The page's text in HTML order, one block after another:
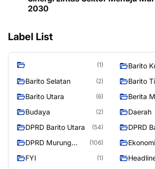
2030
Label List
(1) Barito
Barito Selatan (2) Barito
Barito Utara (6) Berita
Budaya (2) Daerah
DPRD Barito Utara (54) DPRD
DPRD Murung
Raya
(106) Ekonomi
FYI (1)